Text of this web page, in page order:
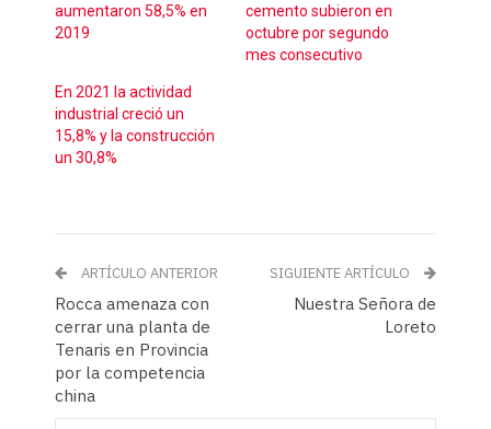
aumentaron 58,5% en
2019
cemento subieron en
octubre por segundo
mes consecutivo
En 2021 la actividad
industrial creció un
15,8% y la construcción
un 30,8%
ARTÍCULO ANTERIOR
Rocca amenaza con
cerrar una planta de
Tenaris en Provincia
por la competencia
china
SIGUIENTE ARTÍCULO
Nuestra Señora de
Loreto